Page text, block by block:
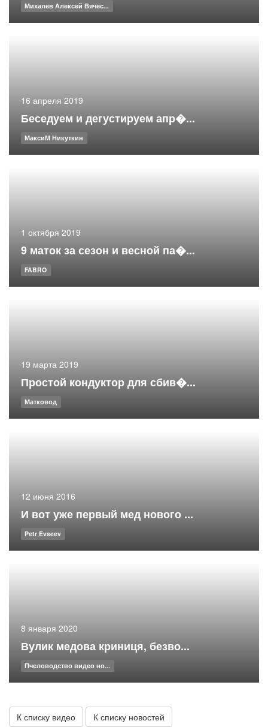
Михалев Алексей Вячес...
16 апреля 2019
Беседуем и дегустируем апр�...
МаксиМ Никуткин
1 октября 2019
9 маток за сезон и весной па�...
FABRO
19 марта 2019
Простой кондуктор для сбив�...
Матковод
12 июня 2016
И вот уже первый мед нового ...
Petr Evseev
8 января 2020
Вулик медова криниця, безво...
Пчеловодство видео но...
К списку видео К списку новостей